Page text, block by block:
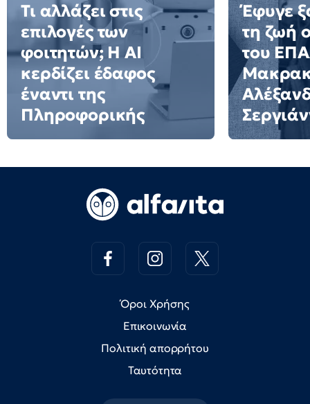
Τι αλλάζει στις
επιλογές των
φοιτητών; Η AI
κερδίζει έδαφος
έναντι της
Πληροφορικής
Έφυγε
τη ζωή
του
Όροι Χρήσης
Επικοινωνία
Πολιτική απορρήτου
Ταυτότητα